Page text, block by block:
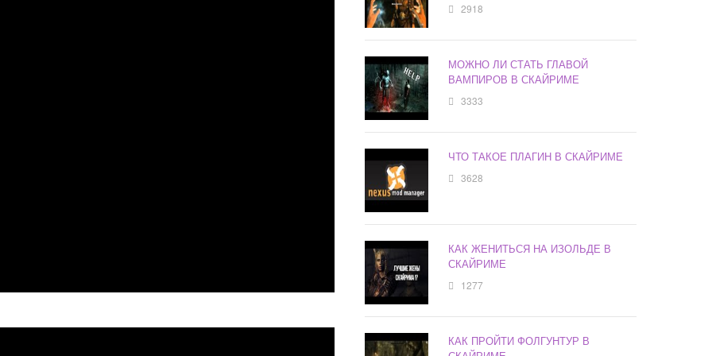
2918
МОЖНО ЛИ СТАТЬ ГЛАВОЙ
ВАМПИРОВ В СКАЙРИМЕ
3333
ЧТО ТАКОЕ ПЛАГИН В СКАЙРИМЕ
3628
КАК ЖЕНИТЬСЯ НА ИЗОЛЬДЕ В
СКАЙРИМЕ
1277
КАК ПРОЙТИ ФОЛГУНТУР В